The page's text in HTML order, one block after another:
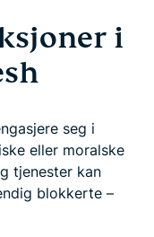
i
seg i
eller moralske
tjenester kan
blokkerte –